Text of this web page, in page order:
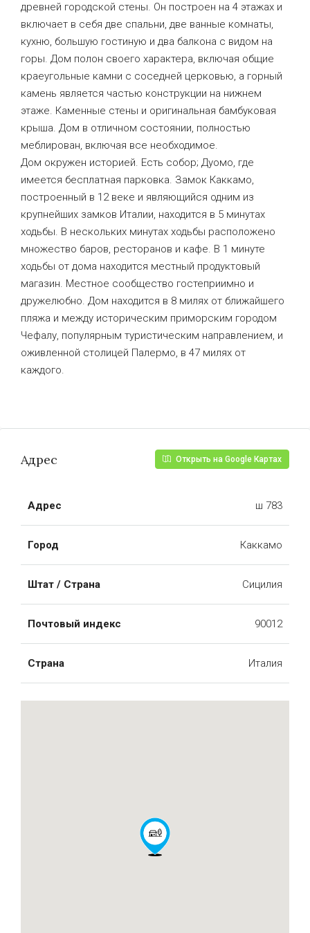
древней городской стены. Он построен на 4 этажах и
включает в себя две спальни, две ванные комнаты,
кухню, большую гостиную и два балкона с видом на
горы. Дом полон своего характера, включая общие
краеугольные камни с соседней церковью, а горный
камень является частью конструкции на нижнем
этаже. Каменные стены и оригинальная бамбуковая
крыша. Дом в отличном состоянии, полностью
меблирован, включая все необходимое.
Дом окружен историей. Есть собор; Дуомо, где
имеется бесплатная парковка. Замок Каккамо,
построенный в 12 веке и являющийся одним из
крупнейших замков Италии, находится в 5 минутах
ходьбы. В нескольких минутах ходьбы расположено
множество баров, ресторанов и кафе. В 1 минуте
ходьбы от дома находится местный продуктовый
магазин. Местное сообщество гостеприимно и
дружелюбно. Дом находится в 8 милях от ближайшего
пляжа и между историческим приморским городом
Чефалу, популярным туристическим направлением, и
оживленной столицей Палермо, в 47 милях от
каждого.
Адрес Открыть на Google Картах
Адрес ш 783
Город Каккамо
Штат / Страна Сицилия
Почтовый индекс 90012
Страна Италия